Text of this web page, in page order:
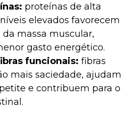
proteínas de alta
elevados favorecem
massa muscular,
gasto energético.
funcionais: fibras
mais saciedade, ajudam
e contribuem para o